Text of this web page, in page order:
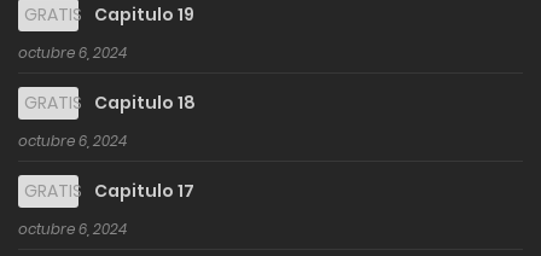
GRATIS Capitulo 19
octubre 6, 2024
GRATIS Capitulo 18
octubre 6, 2024
GRATIS Capitulo 17
octubre 6, 2024